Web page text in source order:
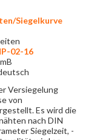
Siegelkurve
02-16
Versiegelung
von
Es wird die
nach DIN
Siegelzeit, -